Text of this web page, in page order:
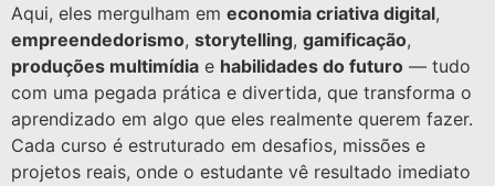
Aqui, eles mergulham em economia criativa digital,
empreendedorismo, storytelling, gamificação,
produções multimídia e habilidades do futuro — tudo
com uma pegada prática e divertida, que transforma o
aprendizado em algo que eles realmente querem fazer.
Cada curso é estruturado em desafios, missões e
projetos reais, onde o estudante vê resultado imediato